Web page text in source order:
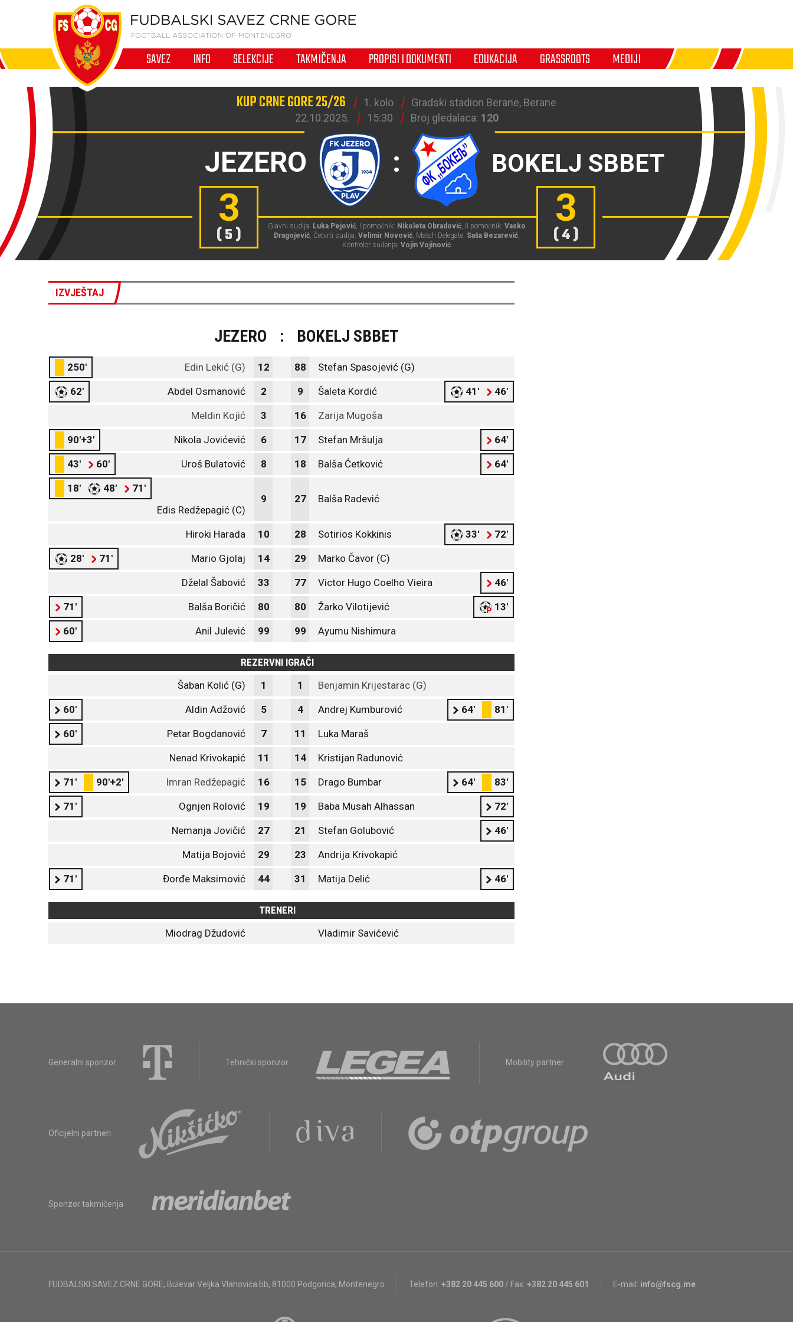
SAVEZ INFO SELEKCIJE TAKMIČENJA PROPISI I DOKUMENTI EDUKACIJA GRASSROOTS MEDIJI
KUP CRNE GORE 25/26 1. kolo
Gradski stadion Berane, Berane
22.10.2025.
15:30 Broj gledalaca: 120
JEZERO : BOKELJ SBBET
( 5 ) ( 4 )
3 3
Glavni sudija: Luka Pejović, I pomoćnik: Nikoleta Obradović, II pomoćnik: Vasko
Dragojević, Četvrti sudija: Velimir Novović, Match Delegate: Saša Bezarević,
Kontrolor suđenja: Vojin Vojinović
IZVJEŠTAJ
JEZERO : BOKELJ SBBET
250' Edin Lekić (G) 12 88 Stefan Spasojević (G)
62' Abdel Osmanović 2 9 Šaleta Kordić 41' 46'
Meldin Kojić 3 16 Zarija Mugoša
90'+3' Nikola Jovićević 6 17 Stefan Mršulja 64'
43' 60' Uroš Bulatović 8 18 Balša Ćetković 64'
18' 48'
71'
Edis Redžepagić (C)
9 27 Balša Radević
Hiroki Harada 10 28 Sotirios Kokkinis 33' 72'
28' 71' Mario Gjolaj 14 29 Marko Čavor (C)
Dželal Šabović 33 77 Victor Hugo Coelho Vieira 46'
71' Balša Boričić 80 80 Žarko Vilotijević 13'
60' Anil Julević 99 99 Ayumu Nishimura
REZERVNI IGRAČI
Šaban Kolić (G)
1 1 Benjamin Krijestarac (G)
60' Aldin Adžović 5 4 Andrej Kumburović 64' 81'
60' Petar Bogdanović 7 11 Luka Maraš
Nenad Krivokapić 11 14 Kristijan Radunović
71' 90'+2' Imran Redžepagić 16 15 Drago Bumbar 64' 83'
71' Ognjen Rolović 19 19 Baba Musah Alhassan 72'
Nemanja Jovičić 27 21 Stefan Golubović 46'
Matija Bojović 29 23 Andrija Krivokapić
71' Đorđe Maksimović 44 31 Matija Delić 46'
TRENERI
Miodrag Džudović
Vladimir Savićević
Generalni sponzor Tehnički sponzor Mobility partner
Oficijelni partneri
Sponzor takmičenja
FUDBALSKI SAVEZ CRNE GORE, Bulevar Veljka Vlahovića bb, 81000 Podgorica, Montenegro Telefon: +382 20 445 600 / Fax: +382 20 445 601 E-mail: info@fscg.me